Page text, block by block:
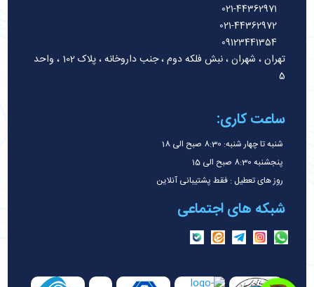
021-44362971
021-44362972
09123441354
تهران ، شهران ، نبش فلکه دوم ، جنب داروخانه ، پلاک 102 ، واحد
5
ساعت کاری:
شنبه تا چهار شنبه: 8:30 صبح الی 18
پنجشنبه 8:30 صبح الی 15
روز های تعطیل : فقط پشتیبانی آنلاین
شبکه های اجتماعی